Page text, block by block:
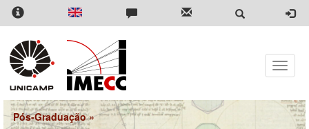
Pular
para
conteúdo
principal
Toggle
Pós-Graduação»